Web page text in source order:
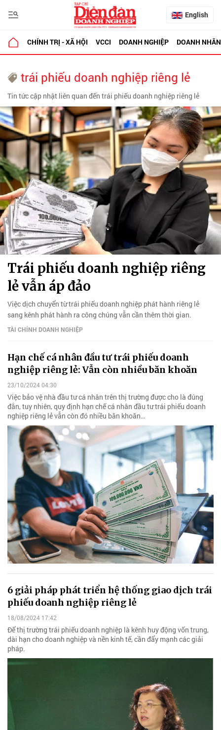
English
CHÍNH TRỊ - XÃ HỘI VCCI DOANH NGHIỆP DOANH NHÂN
trái phiếu doanh nghiệp riêng lẻ
Tin tức cập nhật liên quan đến trái phiếu doanh nghiệp riêng lẻ
Trái phiếu doanh nghiệp riêng
lẻ vẫn áp đảo
Việc dịch chuyển từ trái phiếu doanh nghiệp phát hành riêng lẻ
sang kênh phát hành ra công chúng vẫn cần thêm thời gian.
TÀI CHÍNH DOANH NGHIỆP
Hạn chế cá nhân đầu tư trái phiếu doanh
nghiệp riêng lẻ: Vẫn còn nhiều băn khoăn
23/10/2024 04:30
Việc bảo vệ nhà đầu tư cá nhân trên thị trường được cho là đúng
đắn, tuy nhiên, quy định hạn chế cá nhân đầu tư trái phiếu doanh
nghiệp riêng lẻ vẫn còn đó nhiều băn khoăn…
6 giải pháp phát triển hệ thống giao dịch trái
phiếu doanh nghiệp riêng lẻ
18/08/2024 17:42
Để thị trường trái phiếu doanh nghiệp là kênh huy động vốn trung,
dài hạn cho doanh nghiệp và nền kinh tế, cần đẩy mạnh các giải
pháp.